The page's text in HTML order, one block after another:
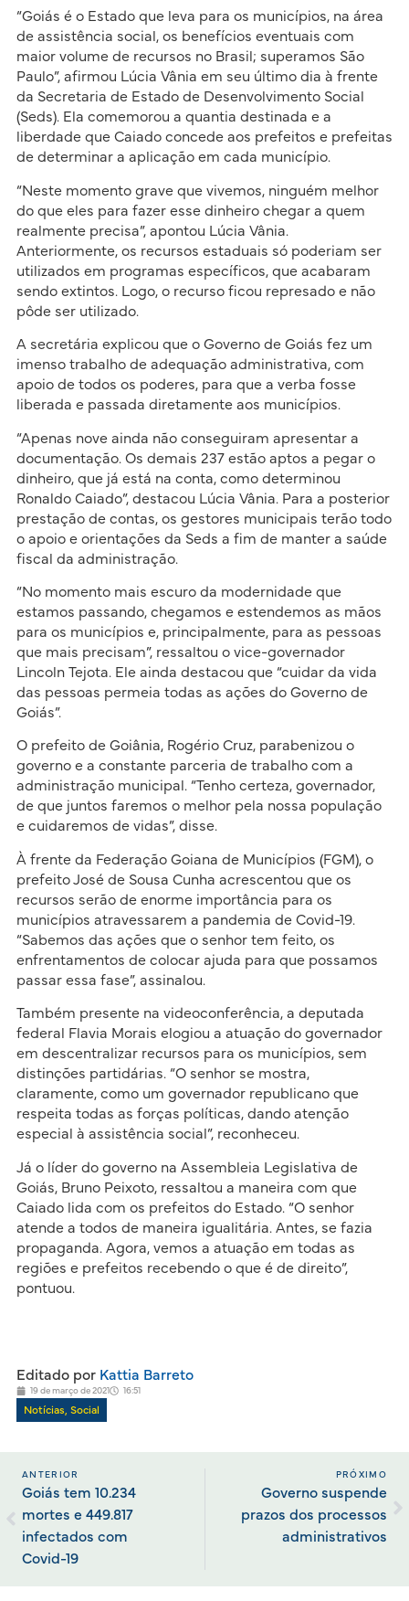
“Goiás é o Estado que leva para os municípios, na área
de assistência social, os benefícios eventuais com
maior volume de recursos no Brasil; superamos São
Paulo”, afirmou Lúcia Vânia em seu último dia à frente
da Secretaria de Estado de Desenvolvimento Social
(Seds). Ela comemorou a quantia destinada e a
liberdade que Caiado concede aos prefeitos e prefeitas
de determinar a aplicação em cada município.
“Neste momento grave que vivemos, ninguém melhor
do que eles para fazer esse dinheiro chegar a quem
realmente precisa”, apontou Lúcia Vânia.
Anteriormente, os recursos estaduais só poderiam ser
utilizados em programas específicos, que acabaram
sendo extintos. Logo, o recurso ficou represado e não
pôde ser utilizado.
A secretária explicou que o Governo de Goiás fez um
imenso trabalho de adequação administrativa, com
apoio de todos os poderes, para que a verba fosse
liberada e passada diretamente aos municípios.
“Apenas nove ainda não conseguiram apresentar a
documentação. Os demais 237 estão aptos a pegar o
dinheiro, que já está na conta, como determinou
Ronaldo Caiado”, destacou Lúcia Vânia. Para a posterior
prestação de contas, os gestores municipais terão todo
o apoio e orientações da Seds a fim de manter a saúde
fiscal da administração.
“No momento mais escuro da modernidade que
estamos passando, chegamos e estendemos as mãos
para os municípios e, principalmente, para as pessoas
que mais precisam”, ressaltou o vice-governador
Lincoln Tejota. Ele ainda destacou que “cuidar da vida
das pessoas permeia todas as ações do Governo de
Goiás”.
O prefeito de Goiânia, Rogério Cruz, parabenizou o
governo e a constante parceria de trabalho com a
administração municipal. “Tenho certeza, governador,
de que juntos faremos o melhor pela nossa população
e cuidaremos de vidas”, disse.
À frente da Federação Goiana de Municípios (FGM), o
prefeito José de Sousa Cunha acrescentou que os
recursos serão de enorme importância para os
municípios atravessarem a pandemia de Covid-19.
“Sabemos das ações que o senhor tem feito, os
enfrentamentos de colocar ajuda para que possamos
passar essa fase”, assinalou.
Também presente na videoconferência, a deputada
federal Flavia Morais elogiou a atuação do governador
em descentralizar recursos para os municípios, sem
distinções partidárias. “O senhor se mostra,
claramente, como um governador republicano que
respeita todas as forças políticas, dando atenção
especial à assistência social”, reconheceu.
Já o líder do governo na Assembleia Legislativa de
Goiás, Bruno Peixoto, ressaltou a maneira com que
Caiado lida com os prefeitos do Estado. “O senhor
atende a todos de maneira igualitária. Antes, se fazia
propaganda. Agora, vemos a atuação em todas as
regiões e prefeitos recebendo o que é de direito”,
pontuou.
Editado porKattia Barreto
19 de março de 2021 16:51
Notícias Social
ANTERIOR
Goiás tem 10.234
mortes e 449.817
infectados com
Covid-19
PRÓXIMO
Governo suspende
prazos dos processos
administrativos